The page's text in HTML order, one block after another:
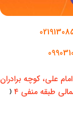
علی، کوچه برادران
طبقه منفی ۴
(